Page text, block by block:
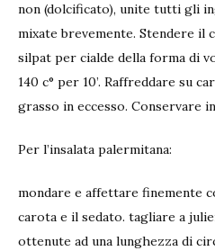
non (dolcificato), unite tutti gli
mixate brevemente. Stendere il
silpat per cialde della forma di
140 c° per 10’. Raffreddare su
grasso in eccesso. Conservare
Per l’insalata palermitana:
mondare e affettare finemente
carota e il sedato. tagliare a
ottenute ad una lunghezza di